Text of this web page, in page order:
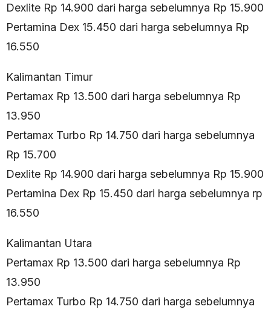
Dexlite Rp 14.900 dari harga sebelumnya Rp 15.900
Pertamina Dex 15.450 dari harga sebelumnya Rp
16.550
Kalimantan Timur
Pertamax Rp 13.500 dari harga sebelumnya Rp
13.950
Pertamax Turbo Rp 14.750 dari harga sebelumnya
Rp 15.700
Dexlite Rp 14.900 dari harga sebelumnya Rp 15.900
Pertamina Dex Rp 15.450 dari harga sebelumnya rp
16.550
Kalimantan Utara
Pertamax Rp 13.500 dari harga sebelumnya Rp
13.950
Pertamax Turbo Rp 14.750 dari harga sebelumnya